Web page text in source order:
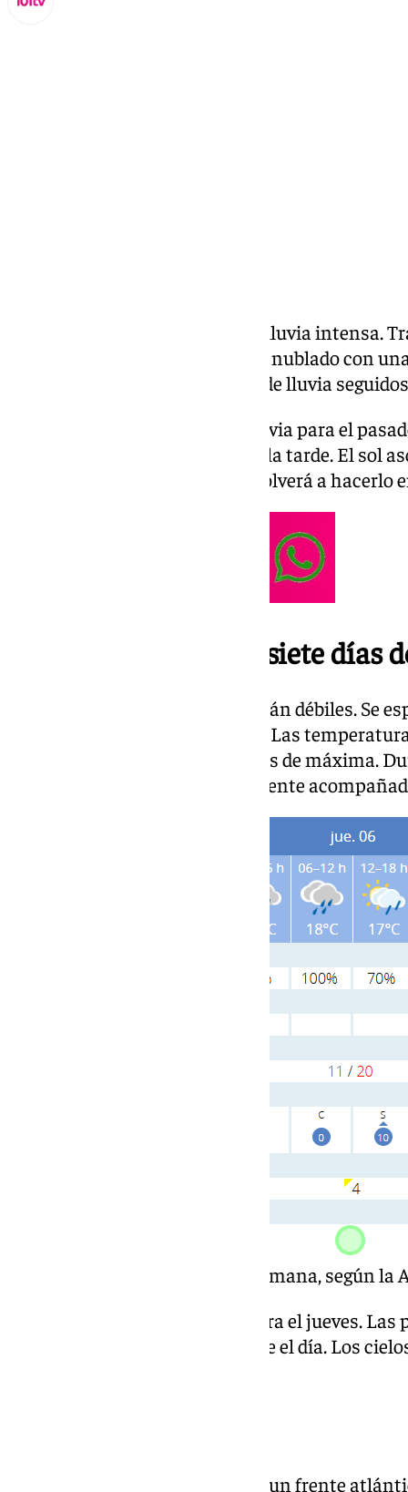
Sevilla encara de nuevo días de lluvia intensa.
la provincia vivirá un miércoles nublado con
Se esperan al menos siete días de lluvia
A pesar de las previsiones de lluvia para el
cayeron algunas gotas durante la tarde. El sol
del día, aunque parece que no volverá a
Se esperan al menos siete días
Las lluvias, por el momento, serán débiles. Se
para este miércoles de 11,5 mm. Las
grados de mínima y los 19 grados de máxima.
lluvias más fuertes ocasionalmente
El tiempo en Sevilla esta semana, según la
Previsión de lluvias también para el jueves.
moderadas a medida que avance el día. Los
El viernes llegará a la provincia un frente